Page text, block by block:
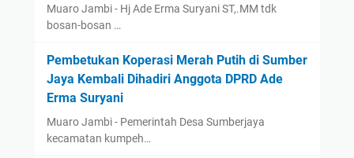
Muaro Jambi - Hj Ade Erma Suryani ST,.MM tdk
bosan-bosan …
Pembetukan Koperasi Merah Putih di Sumber
Jaya Kembali Dihadiri Anggota DPRD Ade
Erma Suryani
Muaro Jambi - Pemerintah Desa Sumberjaya
kecamatan kumpeh…